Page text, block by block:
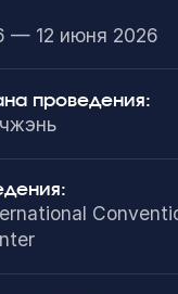
— 12 июня 2026
проведения: